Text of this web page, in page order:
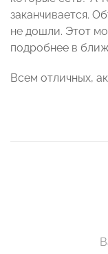
заканчивается.
не дошли. Этот
подробнее в
Всем отличных,